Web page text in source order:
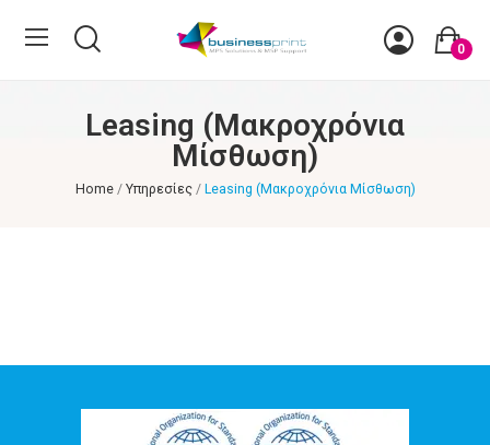
0
Leasing (Μακροχρόνια
Μίσθωση)
Home Υπηρεσίες Leasing (Μακροχρόνια Μίσθωση)